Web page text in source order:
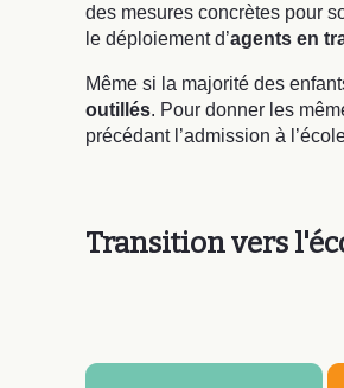
des mesures concrètes pour
le déploiement d’agents en
Même si la majorité des
outillés. Pour donner les
précédant l’admission à
Transition vers